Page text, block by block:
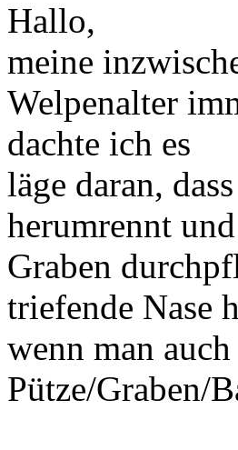
Hallo,
meine
Welpenalter
dachte ich es
läge daran,
herumrennt
Graben
triefende Nase
wenn man
Pütze/Graben/